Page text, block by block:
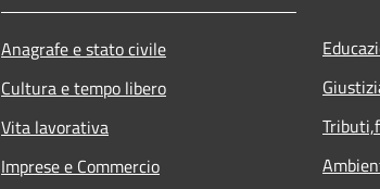
Anagrafe e stato civile
Cultura e tempo libero
Vita lavorativa
Imprese e Commercio